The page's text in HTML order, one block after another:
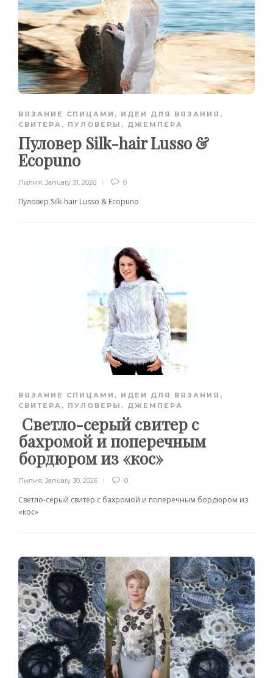
ВЯЗАНИЕ СПИЦАМИ , ИДЕИ ДЛЯ ВЯЗАНИЯ ,
СВИТЕРА, ПУЛОВЕРЫ, ДЖЕМПЕРА
Пуловер Silk-hair Lusso &
Ecopuno
Лилия, January 31, 2026 0
Пуловер Silk-hair Lusso & Ecopuno
ВЯЗАНИЕ СПИЦАМИ , ИДЕИ ДЛЯ ВЯЗАНИЯ ,
СВИТЕРА, ПУЛОВЕРЫ, ДЖЕМПЕРА
Светло-серый свитер с
бахромой и поперечным
бордюром из «кос»
Лилия January 30, 2026 0
Светло-серый свитер с бахромой и поперечным бордюром из
«кос»